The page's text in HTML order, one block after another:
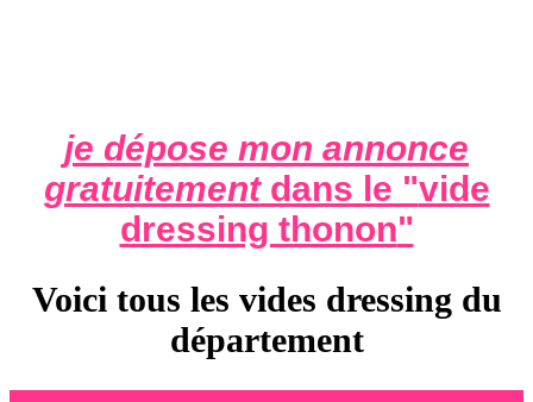
je dépose mon annonce
gratuitementdans le "vide
dressing thonon"
Voici tous les vides dressing du
département